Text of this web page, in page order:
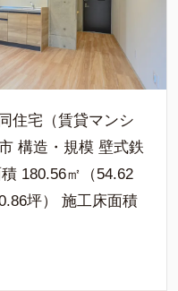
住宅（賃貸マンシ
構造・規模 壁式鉄
180.56㎡（54.62
坪） 施工床面積